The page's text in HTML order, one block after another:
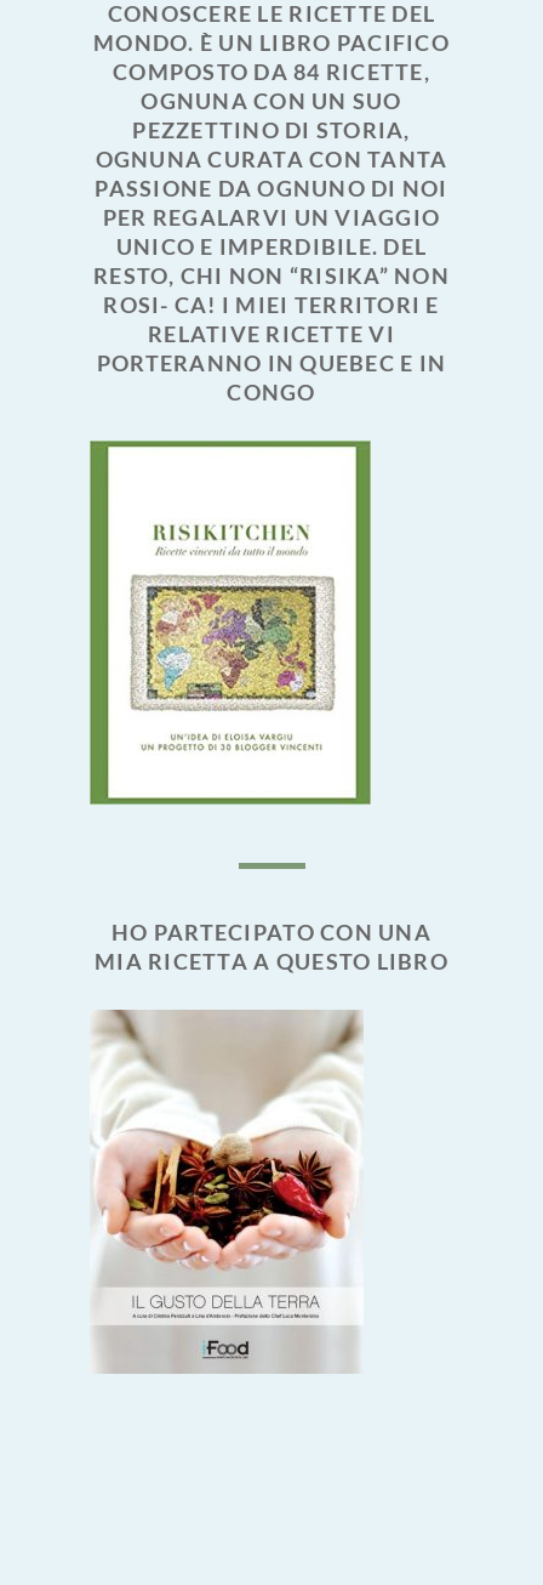
CONOSCERE LE RICETTE DEL
MONDO. È UN LIBRO PACIFICO
COMPOSTO DA 84 RICETTE,
OGNUNA CON UN SUO
PEZZETTINO DI STORIA,
OGNUNA CURATA CON TANTA
PASSIONE DA OGNUNO DI NOI
PER REGALARVI UN VIAGGIO
UNICO E IMPERDIBILE. DEL
RESTO, CHI NON “RISIKA” NON
ROSI- CA! I MIEI TERRITORI E
RELATIVE RICETTE VI
PORTERANNO IN QUEBEC E IN
CONGO
HO PARTECIPATO CON UNA
MIA RICETTA A QUESTO LIBRO